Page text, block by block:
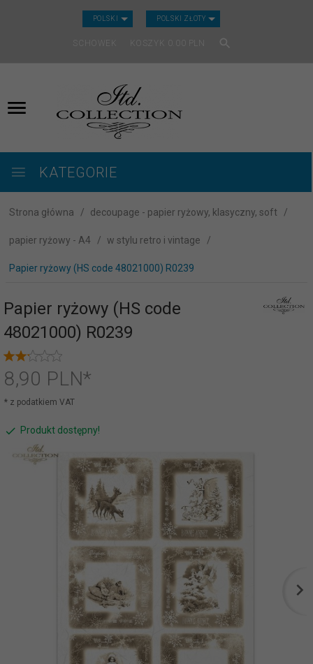
POLSKI CURRENCY_H
POLSKI ZŁOTY
SCHOWEK KOSZYK
KATEGORIE
Strona główna decoupage - papier ryżowy, klasyczny, soft
papier ryżowy - A4 w stylu retro i vintage
Papier ryżowy (HS code 48021000) R0239
Papier ryżowy (HS code
48021000) R0239
8,90 PLN*
* z podatkiem VAT
Produkt dostępny!